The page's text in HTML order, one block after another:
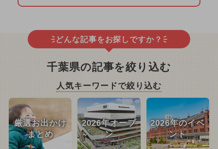
どんな記事をお探しですか？
千葉県の記事を絞り込む
人気キーワードで絞り込む
厳選お出かけ
まとめ
2026年オープ
ン
2026年のイベ
ント